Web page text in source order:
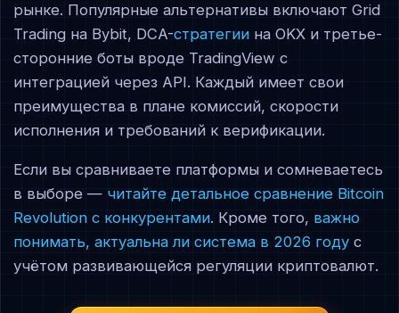
рынке. Популярные альтернативы включают Grid
Trading на Bybit, DCA-стратегии на OKX и третье-
сторонние боты вроде TradingView с
интеграцией через API. Каждый имеет свои
преимущества в плане комиссий, скорости
исполнения и требований к верификации.
Если вы сравниваете платформы и сомневаетесь
в выборе — читайте детальное сравнение Bitcoin
Revolution с конкурентами. Кроме того, важно
понимать, актуальна ли система в 2026 году с
учётом развивающейся регуляции криптовалют.